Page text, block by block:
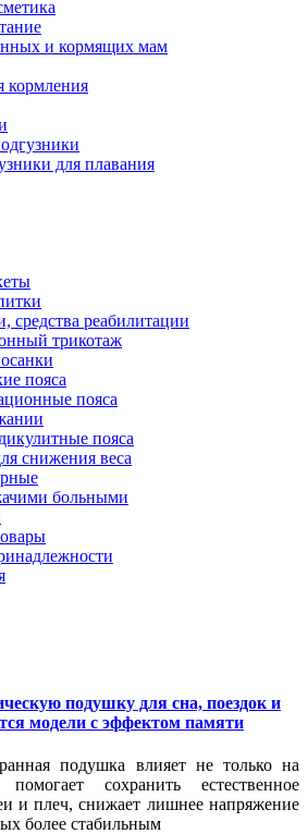
и кормящих мам
кормления
для плавания
средства реабилитации
трикотаж
пояса
пояса
пояса
снижения веса
больными
подушку для сна, поездок и
модели с эффектом памяти
подушка влияет не только на
сохранить естественное
и плеч, снижает лишнее напряжение
более стабильным